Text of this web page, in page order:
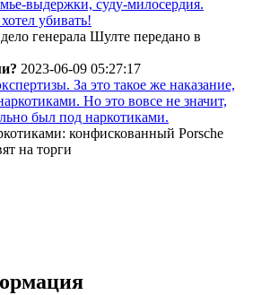
выдержки, суду-милосердия.
убивать!
генерала Шулте передано в
2023-06-09 05:27:17
За это такое же наказание,
Но это вовсе не значит,
был под наркотиками.
конфискованный Porsche
на торги